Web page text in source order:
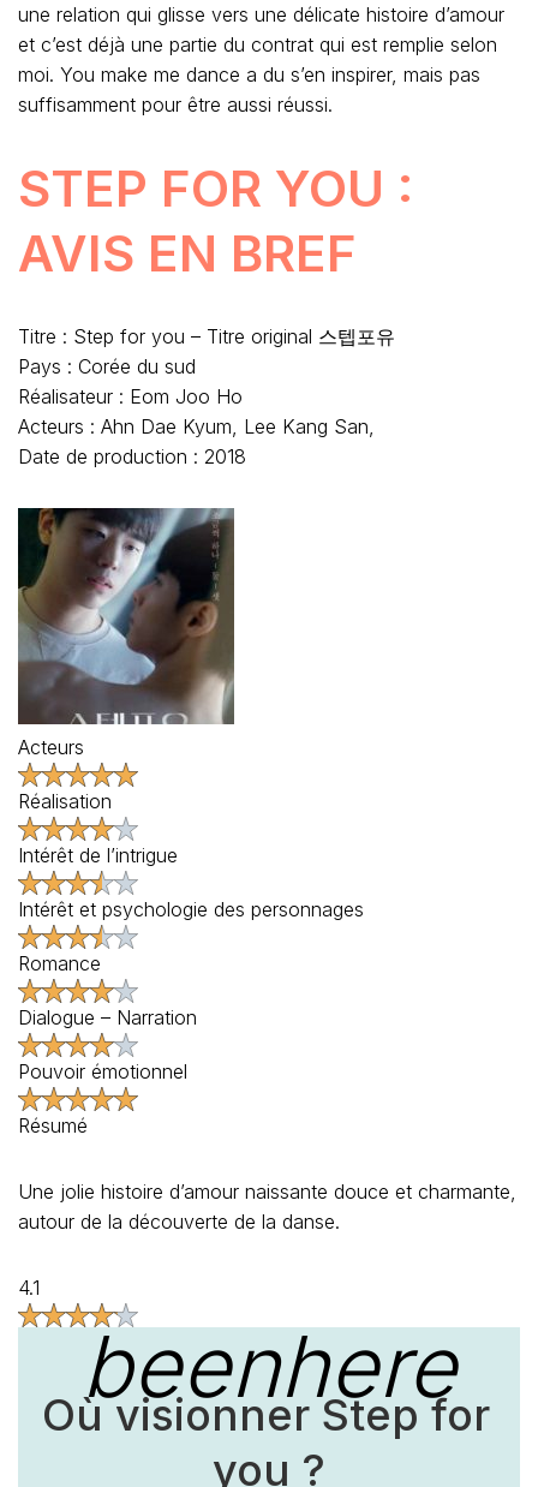
une relation qui glisse vers une délicate histoire d’amour
et c’est déjà une partie du contrat qui est remplie selon
moi. You make me dance a du s’en inspirer, mais pas
suffisamment pour être aussi réussi.
STEP FOR YOU :
AVIS EN BREF
Titre : Step for you – Titre original 스텝포유
Pays : Corée du sud
Réalisateur : Eom Joo Ho
Acteurs : Ahn Dae Kyum, Lee Kang San,
Date de production : 2018
Acteurs
Réalisation
Intérêt de l’intrigue
Intérêt et psychologie des personnages
Romance
Dialogue – Narration
Pouvoir émotionnel
Résumé
Une jolie histoire d’amour naissante douce et charmante,
autour de la découverte de la danse.
4.1
beenhere
Où visionner Step for
you ?